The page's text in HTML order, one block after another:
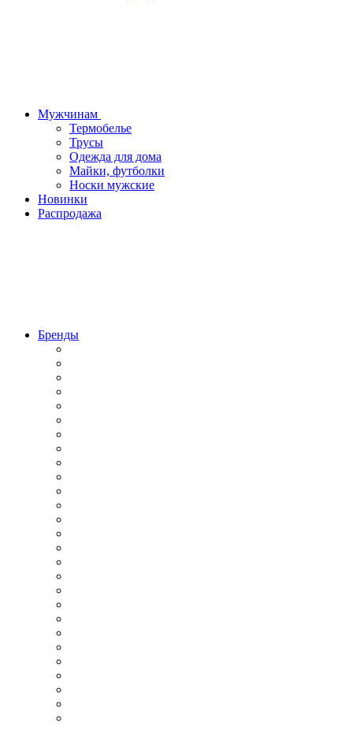
Мужчинам
Термобелье
Трусы
Одежда для дома
Майки, футболки
Носки мужские
Новинки
Распродажа
Бренды